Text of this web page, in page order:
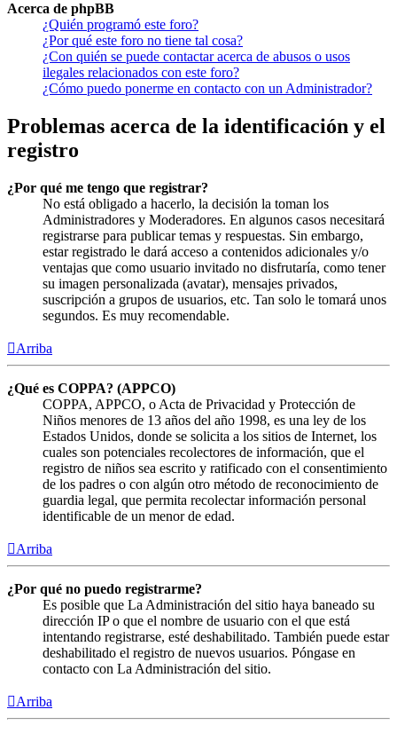
Acerca de phpBB
¿Quién programó este foro?
¿Por qué este foro no tiene tal cosa?
¿Con quién se puede contactar acerca de abusos o usos
ilegales relacionados con este foro?
¿Cómo puedo ponerme en contacto con un Administrador?
Problemas acerca de la identificación y el
registro
¿Por qué me tengo que registrar?
No está obligado a hacerlo, la decisión la toman los
Administradores y Moderadores. En algunos casos necesitará
registrarse para publicar temas y respuestas. Sin embargo,
estar registrado le dará acceso a contenidos adicionales y/o
ventajas que como usuario invitado no disfrutaría, como tener
su imagen personalizada (avatar), mensajes privados,
suscripción a grupos de usuarios, etc. Tan solo le tomará unos
segundos. Es muy recomendable.
Arriba
¿Qué es COPPA? (APPCO)
COPPA, APPCO, o Acta de Privacidad y Protección de
Niños menores de 13 años del año 1998, es una ley de los
Estados Unidos, donde se solicita a los sitios de Internet, los
cuales son potenciales recolectores de información, que el
registro de niños sea escrito y ratificado con el consentimiento
de los padres o con algún otro método de reconocimiento de
guardia legal, que permita recolectar información personal
identificable de un menor de edad.
Arriba
¿Por qué no puedo registrarme?
Es posible que La Administración del sitio haya baneado su
dirección IP o que el nombre de usuario con el que está
intentando registrarse, esté deshabilitado. También puede estar
deshabilitado el registro de nuevos usuarios. Póngase en
contacto con La Administración del sitio.
Arriba